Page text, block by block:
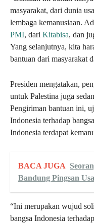
masyarakat, dari dunia
lembaga kemanusiaan.
PMI, dari Kitabisa, dan
Yang selanjutnya, kita
bantuan dari masyarakat
Presiden mengatakan,
untuk Palestina juga
Pengiriman bantuan ini,
Indonesia terhadap
Indonesia terdapat
BACA JUGA
Bandung Pingsan
“Ini merupakan wujud
bangsa Indonesia